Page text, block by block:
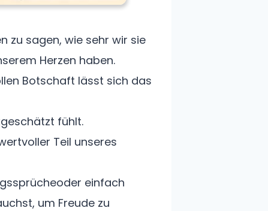
zu sagen, wie sehr wir sie
Herzen haben.
Botschaft lässt sich das
fühlt.
Teil unseres
einfach
um Freude zu